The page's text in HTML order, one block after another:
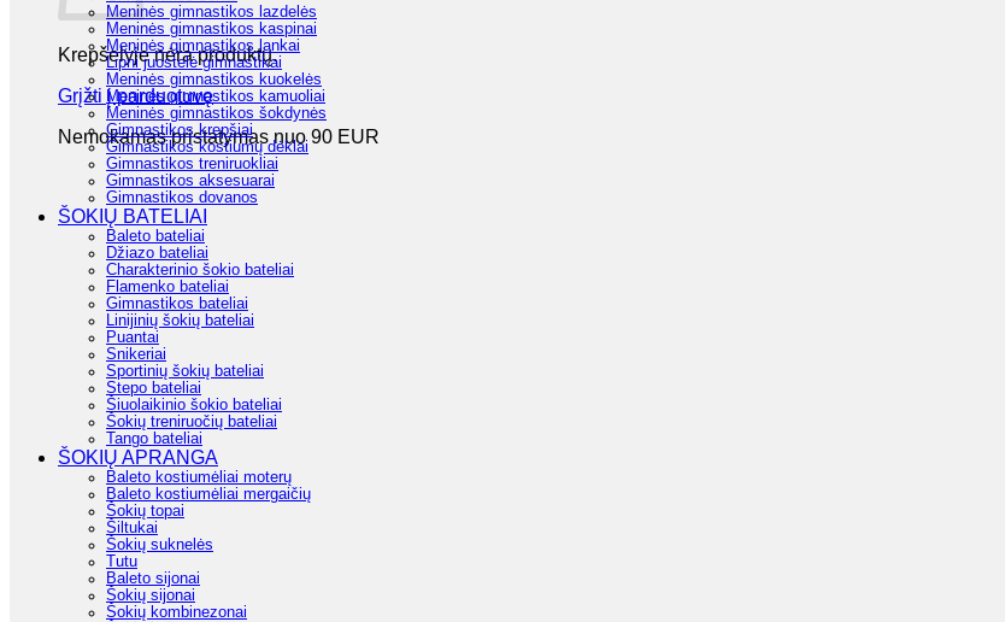
Krepšelyje nėra produktų.
Grįžti į parduotuvę
Nemokamas pristatymas nuo 90 EUR
Meninės gimnastikos lazdelės
Meninės gimnastikos kaspinai
Meninės gimnastikos lankai
Lipni juostelė gimnastikai
Meninės gimnastikos kuokelės
Meninės gimnastikos kamuoliai
Meninės gimnastikos šokdynės
Gimnastikos krepšiai
Gimnastikos kostiumų dėklai
Gimnastikos treniruokliai
Gimnastikos aksesuarai
Gimnastikos dovanos
ŠOKIŲ BATELIAI
Baleto bateliai
Džiazo bateliai
Charakterinio šokio bateliai
Flamenko bateliai
Gimnastikos bateliai
Linijinių šokių bateliai
Puantai
Snikeriai
Sportinių šokių bateliai
Stepo bateliai
Šiuolaikinio šokio bateliai
Šokių treniruočių bateliai
Tango bateliai
ŠOKIŲ APRANGA
Baleto kostiumėliai moterų
Baleto kostiumėliai mergaičių
Šokių topai
Šiltukai
Šokių suknelės
Tutu
Baleto sijonai
Šokių sijonai
Šokių kombinezonai